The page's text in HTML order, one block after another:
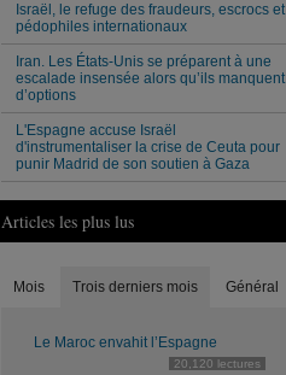
Israël, le refuge des fraudeurs, escrocs et
pédophiles internationaux
Iran. Les États-Unis se préparent à une
escalade insensée alors qu’ils manquent
d’options
L'Espagne accuse Israël
d'instrumentaliser la crise de Ceuta pour
punir Madrid de son soutien à Gaza
Articles les plus lus
Mois Trois derniers mois Général
Le Maroc envahit l’Espagne
20,120 lectures